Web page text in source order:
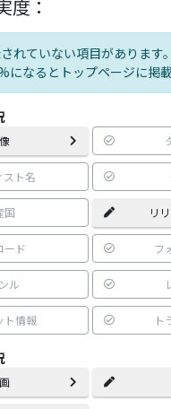
度：
れていない項目があります
になるとトップページに掲載
スト名
国 リ
ード フ
ル
ト情報 ト